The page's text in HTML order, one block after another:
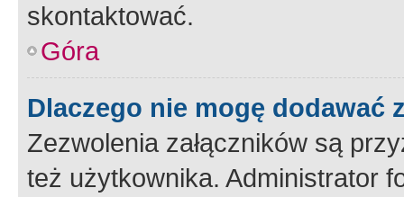
skontaktować.
Góra
Dlaczego nie mogę dodawać
Zezwolenia załączników są
też użytkownika. Administrator